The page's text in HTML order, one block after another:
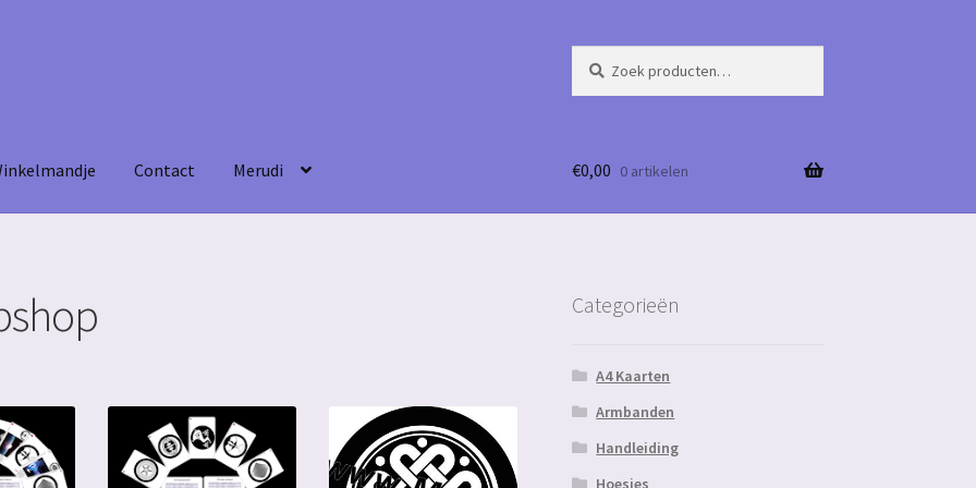
naar:
Contact Merudi €0,00 0 artikelen
Categorieën
A4 Kaarten
Armbanden
Handleiding